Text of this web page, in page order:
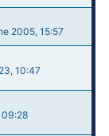
2005, 15:57
10:47
09:28